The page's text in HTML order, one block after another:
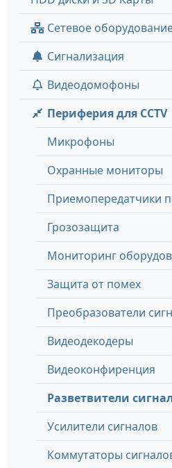
Сетевое
Сигнализация
Видеодомофоны
Периферия для CCTV
Микрофоны
Охранные мониторы
Приемопередатчики
Грозозащита
Мониторинг
Защита от помех
Преобразователи
Видеодекодеры
Видеоконфиренция
Разветвители
Усилители сигналов
Коммутаторы